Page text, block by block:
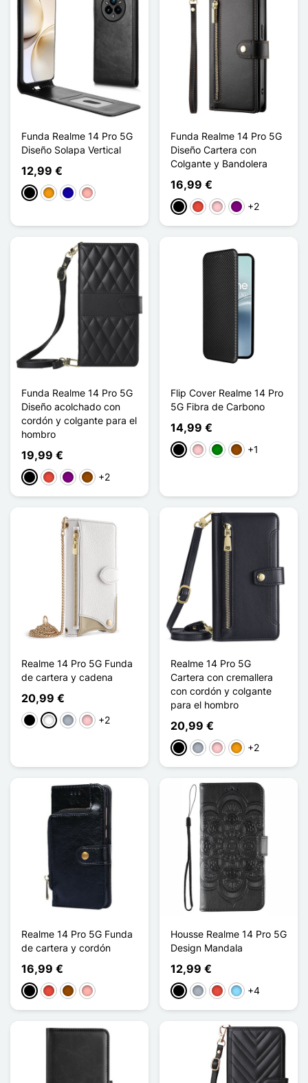
Funda Realme 14 Pro 5G
Diseño Solapa Vertical
12,99 €
NegroNaranjaAzul oscuro
Oro rosa
Funda Realme 14 Pro 5G
Diseño Cartera con
Colgante y Bandolera
16,99 €
NegroRojoRosaPúrpura
+2
Funda Realme 14 Pro 5G
Diseño acolchado con
cordón y colgante para el
hombro
19,99 €
NegroRojoPúrpuraMarrón
+2
Flip Cover Realme 14 Pro
5G Fibra de Carbono
14,99 €
NegroRosaVerdeMarrón
+1
Realme 14 Pro 5G Funda
de cartera y cadena
20,99 €
NegroBlanco
Gris Rosa+2
Realme 14 Pro 5G
Cartera con cremallera
con cordón y colgante
para el hombro
20,99 €
NegroGris RosaNaranja
+2
Realme 14 Pro 5G Funda
de cartera y cordón
16,99 €
NegroRojoMarrónOro rosa
Housse Realme 14 Pro 5G
Design Mandala
12,99 €
NegroGris RojoAzul claro
+4